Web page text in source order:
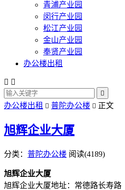
青浦产业园
闵行产业园
松江产业园
金山产业园
奉贤产业园
办公楼出租
 

办公楼出租  普陀办公楼  正文
旭辉企业大厦
分类： 普陀办公楼 阅读(4189)
旭辉企业大厦
旭辉企业大厦地址：常德路长寿路